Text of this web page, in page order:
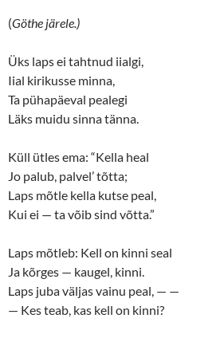
(Göthe järele.)
Üks laps ei tahtnud iialgi,
Iial kirikusse minna,
Ta pühapäeval pealegi
Läks muidu sinna tänna.
Küll ütles ema: “Kella heal
Jo palub, palvel’ tõtta;
Laps mõtle kella kutse peal,
Kui ei — ta võib sind võtta.”
Laps mõtleb: Kell on kinni seal
Ja kõrges — kaugel, kinni.
Laps juba väljas vainu peal, — —
— Kes teab, kas kell on kinni?